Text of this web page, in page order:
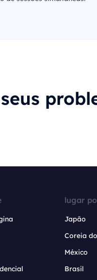
lugar
Japão
Coreia
México
Brasil